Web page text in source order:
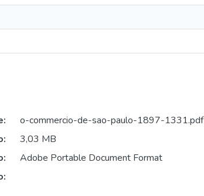
o-commercio-de-sao-paulo-1897-1331.pdf
3,03 MB
Adobe Portable Document Format